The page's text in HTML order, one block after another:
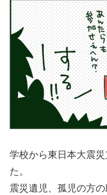
学校から東日本大震
た。
震災遺児、孤児の方